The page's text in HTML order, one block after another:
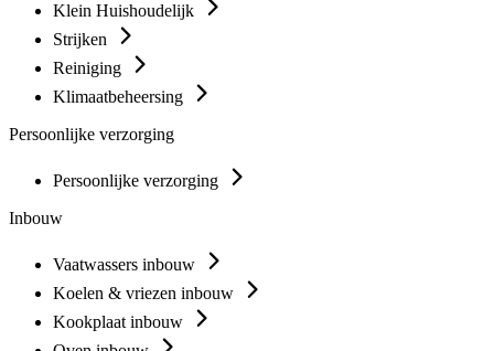
Klein Huishoudelijk
Strijken
Reiniging
Klimaatbeheersing
Persoonlijke verzorging
Persoonlijke verzorging
Inbouw
Vaatwassers inbouw
Koelen & vriezen inbouw
Kookplaat inbouw